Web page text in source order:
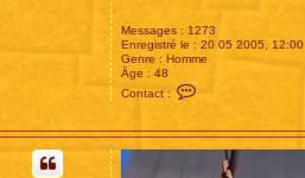
Messages : 1273
Enregistré le : 20 05 2005, 12:00
Genre : Homme
Âge : 48
Contact :
t